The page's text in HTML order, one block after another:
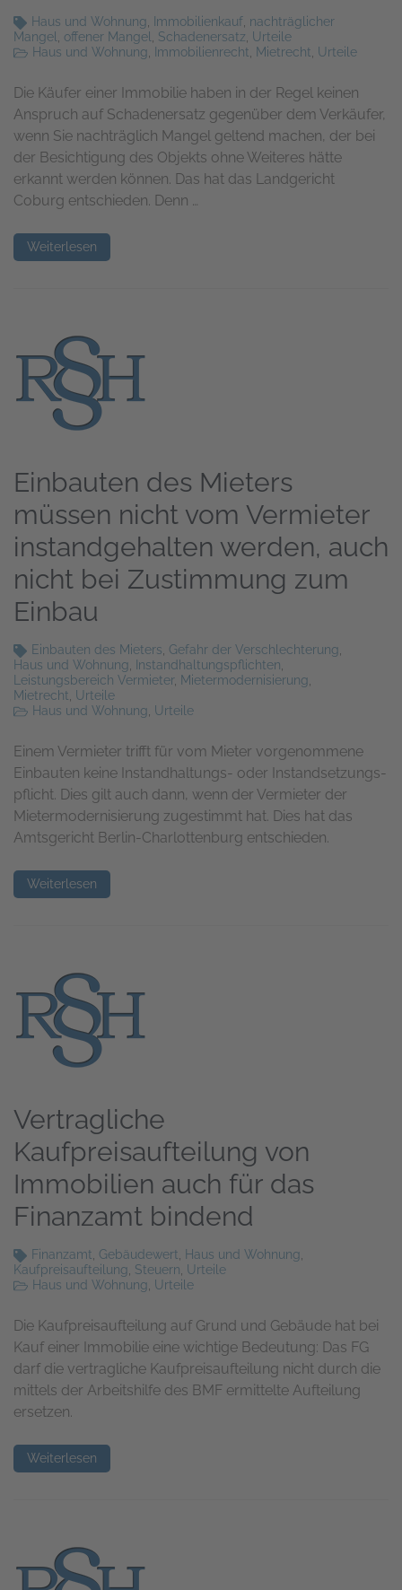
Haus und Wohnung Immobilienkauf nachträglicher
Mangel
offener Mangel Schadenersatz Urteile
Haus und Wohnung
Immobilienrecht Mietrecht Urteile
Die Käufer einer Immobilie haben in der Regel keinen
Anspruch auf Schadenersatz gegenüber dem Verkäufer,
wenn Sie nachträglich Mangel geltend machen, der bei
der Besichtigung des Objekts ohne Weiteres hätte
erkannt werden können. Das hat das Landgericht
Coburg entschieden. Denn …
Weiterlesen
Einbauten des Mieters
müssen nicht vom Vermieter
instandgehalten werden, auch
nicht bei Zustimmung zum
Einbau
Einbauten des Mieters Gefahr der Verschlechterung
Haus und Wohnung
Instandhaltungspflichten
Leistungsbereich Vermieter, Mietermodernisierung
Mietrecht Urteile
Haus und Wohnung Urteile
Einem Vermieter trifft für vom Mieter vorgenommene
Einbauten keine Instandhaltungs- oder Instand­setzungs­
pflicht. Dies gilt auch dann, wenn der Vermieter der
Mieter­modernisierung zugestimmt hat. Dies hat das
Amtsgericht Berlin-Charlottenburg entschieden.
Weiterlesen
Vertragliche
Kaufpreisaufteilung von
Immobilien auch für das
Finanzamt bindend
Finanzamt Gebäudewert Haus und Wohnung
Kaufpreisaufteilung Steuern Urteile
Haus und Wohnung Urteile
Die Kaufpreisaufteilung auf Grund und Gebäude hat bei
Kauf einer Immobilie eine wichtige Bedeutung: Das FG
darf die vertragliche Kaufpreisaufteilung nicht durch die
mittels der Arbeitshilfe des BMF ermittelte Aufteilung
ersetzen.
Weiterlesen